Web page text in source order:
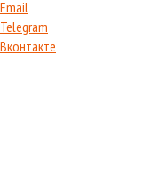
Email
Telegram
Вконтакте